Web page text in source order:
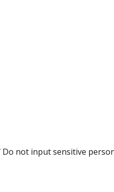
not input sensitive